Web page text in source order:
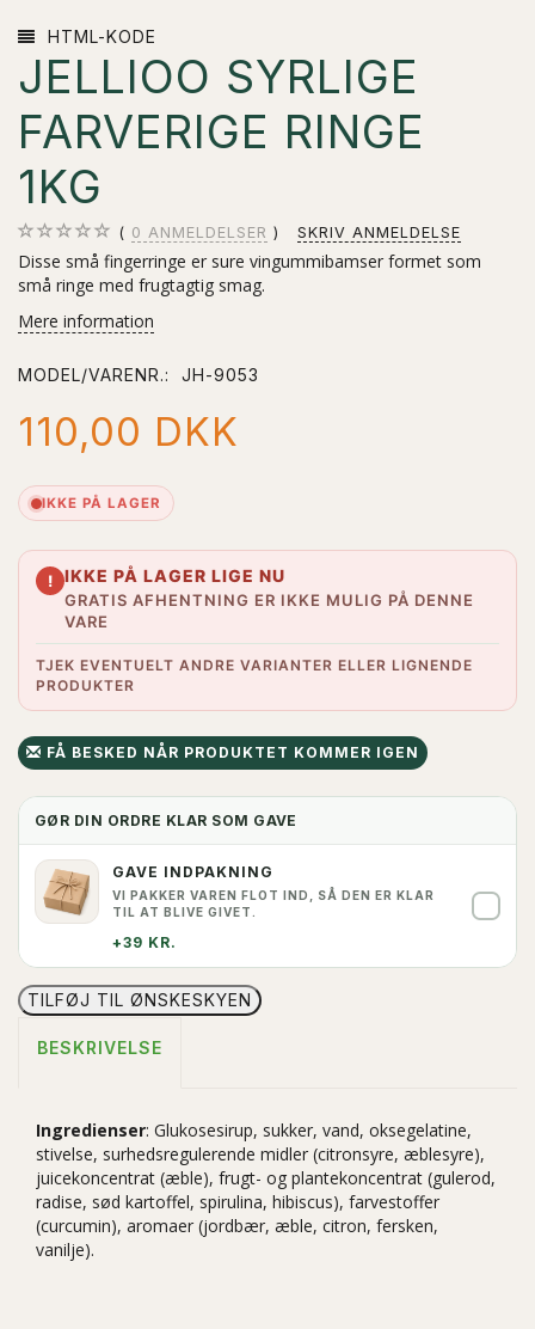
HTML-KODE
JELLIOO SYRLIGE
FARVERIGE RINGE
1KG
0 ANMELDELSER SKRIV ANMELDELSE
Disse små fingerringe er sure vingummibamser formet som
små ringe med frugtagtig smag.
Mere information
MODEL/VARENR.: JH-9053
110,00 DKK
IKKE PÅ LAGER
! IKKE PÅ LAGER LIGE NU
GRATIS AFHENTNING ER IKKE MULIG PÅ DENNE
VARE
TJEK EVENTUELT ANDRE VARIANTER ELLER LIGNENDE
PRODUKTER
FÅ BESKED NÅR PRODUKTET KOMMER IGEN
GØR DIN ORDRE KLAR SOM GAVE
GAVE INDPAKNING
VI PAKKER VAREN FLOT IND, SÅ DEN ER KLAR
TIL AT BLIVE GIVET.
+39 KR.
TILFØJ TIL ØNSKESKYEN
BESKRIVELSE
Ingredienser: Glukosesirup, sukker, vand, oksegelatine,
stivelse, surhedsregulerende midler (citronsyre, æblesyre),
juicekoncentrat (æble), frugt- og plantekoncentrat (gulerod,
radise, sød kartoffel, spirulina, hibiscus), farvestoffer
(curcumin), aromaer (jordbær, æble, citron, fersken,
vanilje).